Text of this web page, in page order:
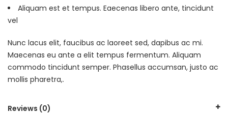
Aliquam est et tempus. Eaecenas libero ante, tincidunt
vel
Nunc lacus elit, faucibus ac laoreet sed, dapibus ac mi.
Maecenas eu ante a elit tempus fermentum. Aliquam
commodo tincidunt semper. Phasellus accumsan, justo ac
mollis pharetra,.
Reviews (0)